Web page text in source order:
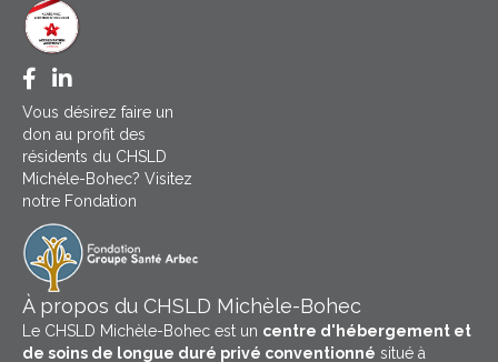
Facebook CHSLD Michèle Bohec
LinkedIn Groupe Santé Arbec
Vous désirez faire un
don au profit des
résidents du CHSLD
Michèle-Bohec? Visitez
notre Fondation
À propos du CHSLD Michèle-Bohec
Le CHSLD Michèle-Bohec est un centre d'hébergement et
de soins de longue duré privé conventionné situé à